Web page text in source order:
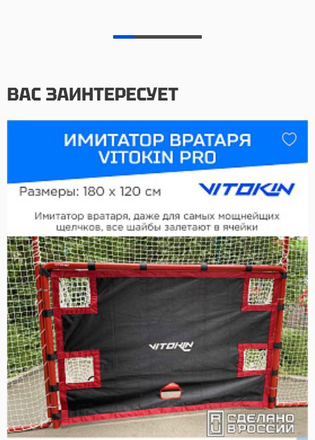
ВАС ЗАИНТЕРЕСУЕТ